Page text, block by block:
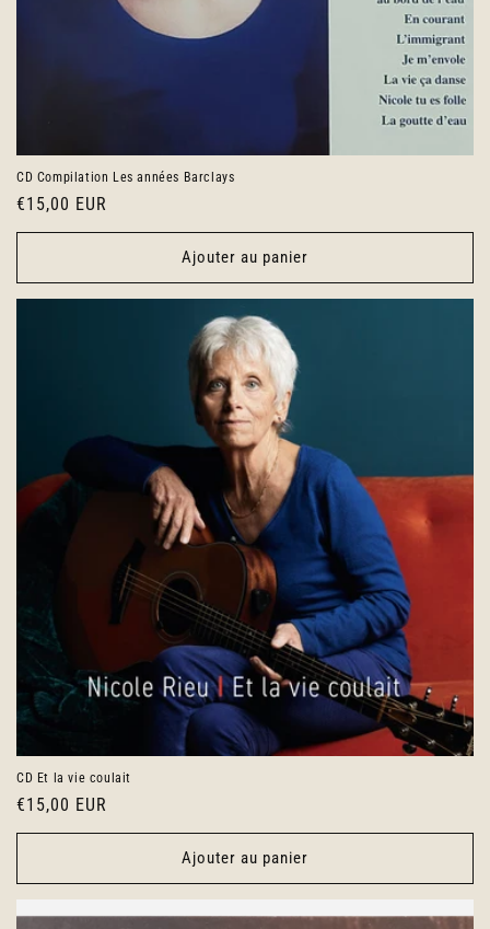
CD Compilation Les années Barclays
Prix
habituel
€15,00 EUR
Ajouter au panier
CD Et la vie coulait
Prix
habituel
€15,00 EUR
Ajouter au panier